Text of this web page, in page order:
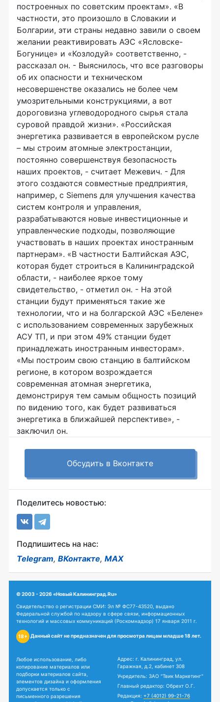
построенных по советским проектам». «В
частности, это произошло в Словакии и
Болгарии, эти страны недавно завили о своем
желании реактивировать АЭС «Ясловске-
Богунице» и «Козлодуй» соответственно, -
рассказал он. - Выяснилось, что все разговоры
об их опасности и техническом
несовершенстве оказались не более чем
умозрительными конструкциями, а вот
дороговизна углеводородного сырья стала
суровой правдой жизни». «Российская
энергетика развивается в европейском русле
– мы строим атомные электростанции,
постоянно совершенствуя безопасность
наших проектов, - считает Межевич. - Для
этого создаются совместные предприятия,
например, с Siemens для улучшения качества
систем контроля и управления,
разрабатываются новые инвестиционные и
управленческие подходы, позволяющие
участвовать в наших проектах иностранным
партнерам». «В частности Балтийская АЭС,
которая будет строиться в Калининградской
области, - наиболее яркое тому
свидетельство, - отметил он. - На этой
станции будут применяться такие же
технологии, что и на болгарской АЭС «Белене»
с использованием современных зарубежных
АСУ ТП, и при этом 49% станции будет
принадлежать иностранным инвесторам».
«Мы построим свою станцию в балтийском
регионе, в котором возрождается
современная атомная энергетика,
демонстрируя тем самым общность позиций
по видению того, как будет развиваться
энергетика в ближайшей перспективе», -
заключил он.
Обсудить в Вконтакте
Поделитесь новостью:
Подпишитесь на нас:
Telegram, ВКонтакте, MAX
© 2003 - 2026 «Новый Калининград.Ru»
Свидетельство о регистрации СМИ: Эл № ФС77-43520, выдано
Федеральной службой по надзору в сфере связи, информационных
технологий и массовых коммуникаций (Роскомнадзор) 17 января 2011 г.
18+ Данный сайт не предназначен для просмотра лицам младше 18 лет.
Любое использование, либо
копирование материалов или
подборки материалов сайта,
элементов дизайна и оформления
допускается только с
письменного разрешения
Адрес: г. Калининград, ул.
Гаражная, д.2, кабинет 308
Учредитель: ЗАО "Твик Маркетинг"
Главный редактор: Обрехт О.Г.
Редакция: +7 (4012) 99-21-76